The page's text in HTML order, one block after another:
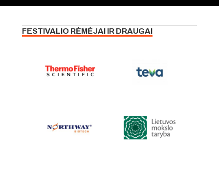
FESTIVALIO RĖMĖJAI IR DRAUGAI